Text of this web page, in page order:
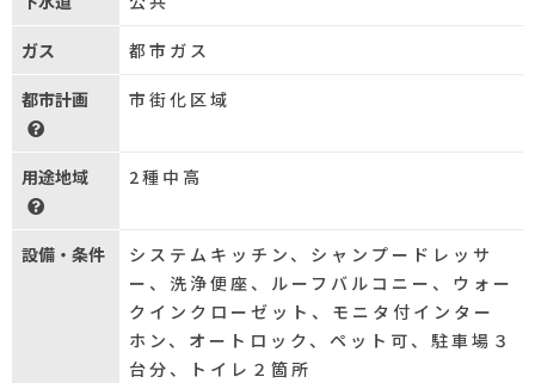
ガス 都市ガス
都市計画 市街化区域
用途地域 2種中高
設備・条件
システムキッチン、シャンプードレッサ
ー、洗浄便座、ルーフバルコニー、ウォー
クインクローゼット、モニタ付インター
ホン、オートロック、ペット可、駐車場３
台分、トイレ２箇所